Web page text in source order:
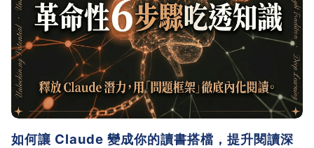
如何讓 Claude 變成你的讀書搭檔，提升閱讀深